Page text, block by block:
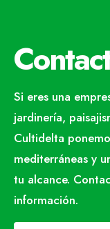
Si eres una
jardinería,
Cultidelta
mediterráneas y
tu alcance.
información.